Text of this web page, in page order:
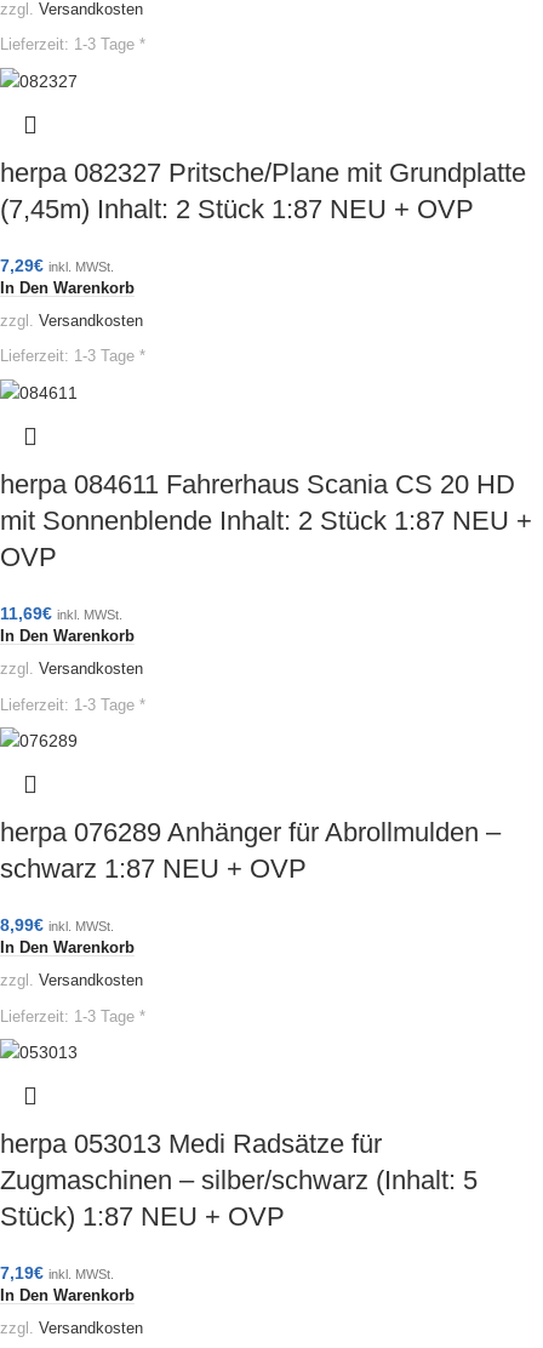
zzgl. Versandkosten
Lieferzeit: 1-3 Tage *
herpa 082327 Pritsche/Plane mit Grundplatte
(7,45m) Inhalt: 2 Stück 1:87 NEU + OVP
7,29€ inkl. MWSt.
In Den Warenkorb
zzgl. Versandkosten
Lieferzeit: 1-3 Tage *
herpa 084611 Fahrerhaus Scania CS 20 HD
mit Sonnenblende Inhalt: 2 Stück 1:87 NEU +
OVP
11,69€ inkl. MWSt.
In Den Warenkorb
zzgl. Versandkosten
Lieferzeit: 1-3 Tage *
herpa 076289 Anhänger für Abrollmulden –
schwarz 1:87 NEU + OVP
8,99€ inkl. MWSt.
In Den Warenkorb
zzgl. Versandkosten
Lieferzeit: 1-3 Tage *
herpa 053013 Medi Radsätze für
Zugmaschinen – silber/schwarz (Inhalt: 5
Stück) 1:87 NEU + OVP
7,19€ inkl. MWSt.
In Den Warenkorb
zzgl. Versandkosten